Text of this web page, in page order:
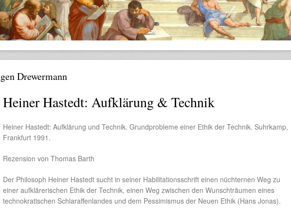
Drewermann
Heiner Hastedt: Aufklärung & Technik
Heiner Hastedt: Aufklärung und Technik. Grundprobleme einer Ethik der Technik. Suhrkamp,
Frankfurt 1991.
Rezension von Thomas Barth
Der Philosoph Heiner Hastedt sucht in seiner Habilitationsschrift einen nüchternen Weg zu
einer aufklärerischen Ethik der Technik, einen Weg zwischen den Wunschträumen eines
technokratischen Schlaraffenlandes und dem Pessimismus der Neuen Ethik (Hans Jonas).